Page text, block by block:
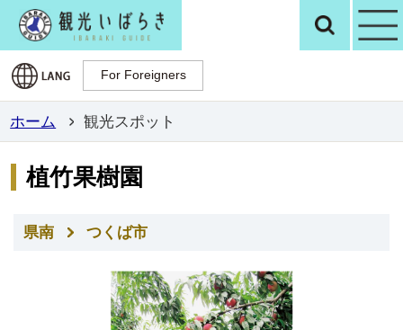
観光いばらき検
For Foreigners
For Foreigners
ホーム 観光スポット
植竹果樹園
県南 つくば市